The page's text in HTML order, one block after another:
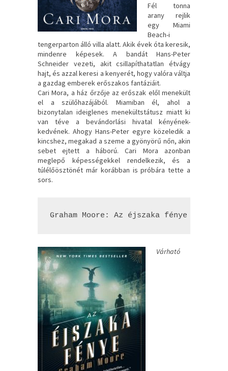
Fél tonna
arany rejlik
egy Miami
Beach-i
tengerparton álló villa alatt. Akik évek óta keresik,
mindenre képesek. A bandát Hans-Peter
Schneider vezeti, akit csillapíthatatlan étvágy
hajt, és azzal keresi a kenyerét, hogy valóra váltja
a gazdag emberek erőszakos fantáziáit.
Cari Mora, a ház őrzője az erőszak elől menekült
el a szülőhazájából. Miamiban él, ahol a
bizonytalan ideiglenes menekültstátusz miatt ki
van téve a bevándorlási hivatal kényének-
kedvének. Ahogy Hans-Peter egyre közeledik a
kincshez, megakad a szeme a gyönyörű nőn, akin
sebet ejtett a háború. Cari Mora azonban
meglepő képességekkel rendelkezik, és a
túlélőösztönét már korábban is próbára tette a
sors.
Graham Moore: Az éjszaka fénye
Várható